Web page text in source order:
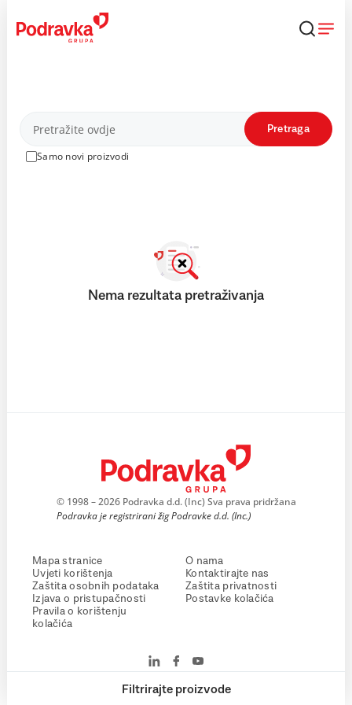
content
Proizvodi
Samo novi proizvodi
Pretraga
Filtrirajte proizvode
Nema rezultata pretraživanja
© 1998 – 2026 Podravka d.d. (Inc) Sva prava pridržana
Podravka je registrirani žig Podravke d.d. (Inc.)
Mapa stranice
Uvjeti korištenja
Zaštita osobnih podataka
Izjava o pristupačnosti
Pravila o korištenju
kolačića
O nama
Kontaktirajte nas
Zaštita privatnosti
Postavke kolačića